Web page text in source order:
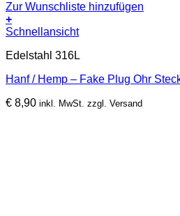
Zur Wunschliste hinzufügen
+
Schnellansicht
Edelstahl 316L
Hanf / Hemp – Fake Plug Ohr
€ 8,90 inkl. MwSt. zzgl. Versand